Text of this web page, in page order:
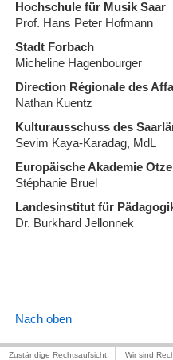
Hochschule für Musik Saar
Prof. Hans Peter Hofmann
Stadt Forbach
Micheline Hagenbourger
Direction Régionale des
Nathan Kuentz
Kulturausschuss des
Sevim Kaya-Karadag, MdL
Europäische Akademie
Stéphanie Bruel
Landesinstitut für
Dr. Burkhard Jellonnek
Nach oben
Zuständige Rechtsaufsicht: Wir sind